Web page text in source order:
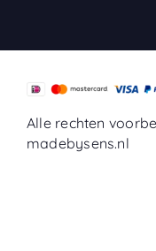
Alle rechten
madebysens.nl